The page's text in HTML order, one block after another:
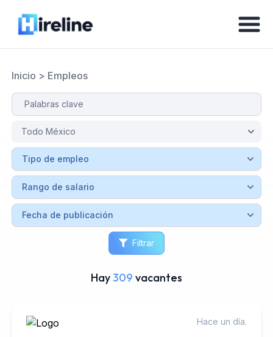
Inicio > Empleos
Filtrar
Hay309 vacantes
Hace un día.